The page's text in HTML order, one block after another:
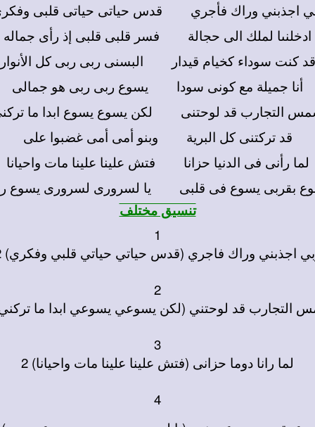
اجذبني وراك فأجري قدس حياتى حياتى قلبى
ادخلنىا لملك الى حجالة فسر قلبى قلبى إذ رأى جماله
قد كنت سوداء كخيام قيدار البسنى ربى ربى كل الأنوار
أنا جميلة مع كونى سودا يسوع ربى ربى هو جمالى
التجارب قد لوحتنى لكن يسوع يسوع ابدا ما
قد تركتنى كل البرية وبنو أمى أمى غضبوا على
لما رأنى فى الدنيا حزانا فتش علينا علينا مات واحيانا
بقربى يسوع فى قلبى يا لسرورى لسرورى يسوع
تنسيق مختلف
1
اجذبني وراك فاجري (قدس حياتي حياتي قلبي وفكري) 2
2
التجارب قد لوحتني (لكن يسوعي يسوعي ابدا ما
3
لما رانا دوما حزانى (فتش علينا علينا مات واحيانا) 2
4